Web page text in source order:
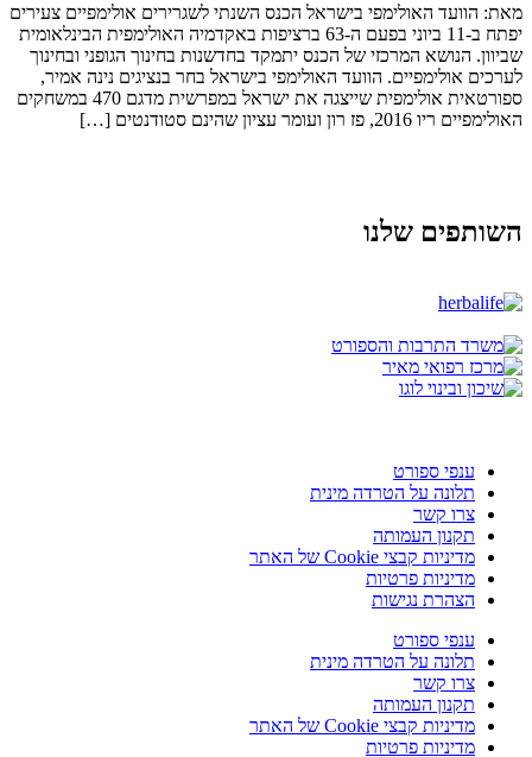
מאת: הוועד האולימפי בישראל הכנס השנתי לשגרירים אולימפיים צעירים
יפתח ב-11 ביוני בפעם ה-63 ברציפות באקדמיה האולימפית הבינלאומית
שביוון. הנושא המרכזי של הכנס יתמקד בחדשנות בחינוך הגופני ובחינוך
לערכים אולימפיים. הוועד האולימפי בישראל בחר בנציגים נינה אמיר,
ספורטאית אולימפית שייצגה את ישראל במפרשית מדגם 470 במשחקים
האולימפיים ריו 2016, פז רון ועומר עציון שהינם סטודנטים […]
השותפים שלנו
ענפי ספורט
תלונה על הטרדה מינית
צרו קשר
תקנון העמותה
מדיניות קבצי Cookie של האתר
מדיניות פרטיות
הצהרת נגישות
ענפי ספורט
תלונה על הטרדה מינית
צרו קשר
תקנון העמותה
מדיניות קבצי Cookie של האתר
מדיניות פרטיות